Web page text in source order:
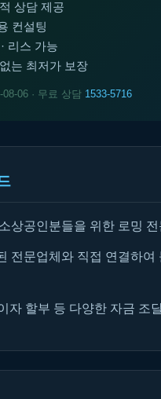
상담 제공
컨설팅
리스 가능
는 최저가 보장
06 · 무료 상담 1533-5716
상공인분들을 위한 로밍
전문업체와 직접 연결하
자 할부 등 다양한 자금 조